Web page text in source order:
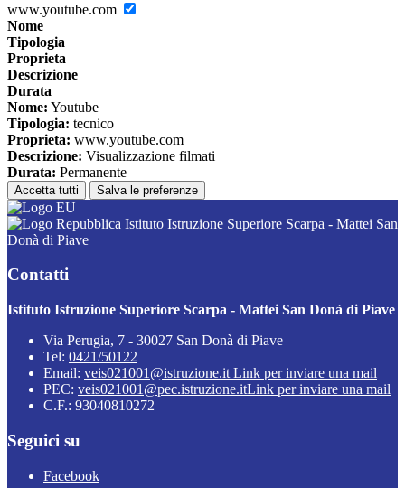
www.youtube.com
Nome
Tipologia
Proprieta
Descrizione
Durata
Nome: Youtube
Tipologia: tecnico
Proprieta: www.youtube.com
Descrizione: Visualizzazione filmati
Durata: Permanente
Accetta tutti Salva le preferenze
Istituto Istruzione Superiore Scarpa - Mattei San
Donà di Piave
Contatti
Istituto Istruzione Superiore Scarpa - Mattei San Donà di Piave
Via Perugia, 7 - 30027 San Donà di Piave
Tel: 0421/50122
Email: veis021001@istruzione.it Link per inviare una mail
PEC: veis021001@pec.istruzione.itLink per inviare una mail
C.F.: 93040810272
Seguici su
Facebook